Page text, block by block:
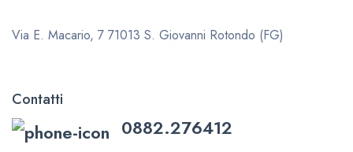
Via E. Macario, 7 71013 S. Giovanni Rotondo (FG)
Contatti
0882.276412